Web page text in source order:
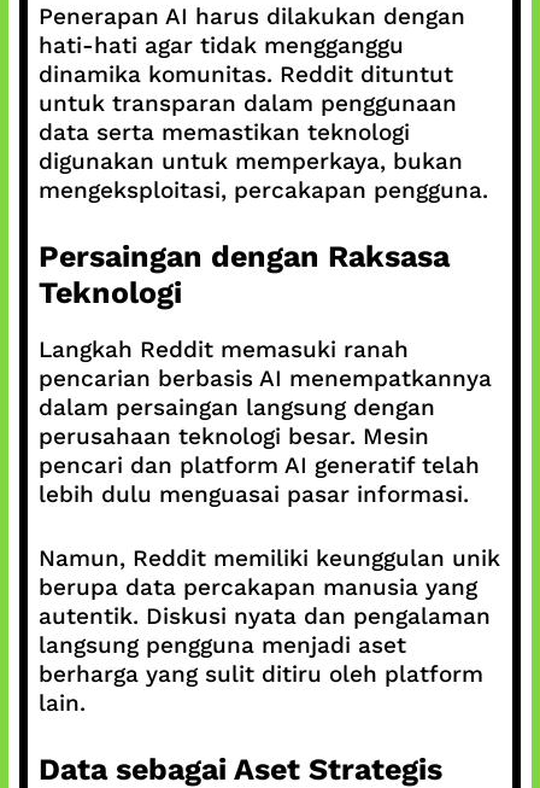
Penerapan AI harus dilakukan dengan
hati-hati agar tidak mengganggu
dinamika komunitas. Reddit dituntut
untuk transparan dalam penggunaan
data serta memastikan teknologi
digunakan untuk memperkaya, bukan
mengeksploitasi, percakapan pengguna.
Persaingan dengan Raksasa
Teknologi
Langkah Reddit memasuki ranah
pencarian berbasis AI menempatkannya
dalam persaingan langsung dengan
perusahaan teknologi besar. Mesin
pencari dan platform AI generatif telah
lebih dulu menguasai pasar informasi.
Namun, Reddit memiliki keunggulan unik
berupa data percakapan manusia yang
autentik. Diskusi nyata dan pengalaman
langsung pengguna menjadi aset
berharga yang sulit ditiru oleh platform
lain.
Data sebagai Aset Strategis